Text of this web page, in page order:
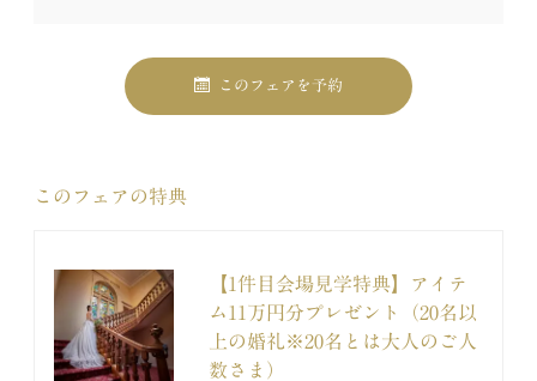
このフェアを予約
このフェアの特典
【1件目会場見学特典】アイテ
ム11万円分プレゼント（20名以
上の婚礼※20名とは大人のご人
数さま）